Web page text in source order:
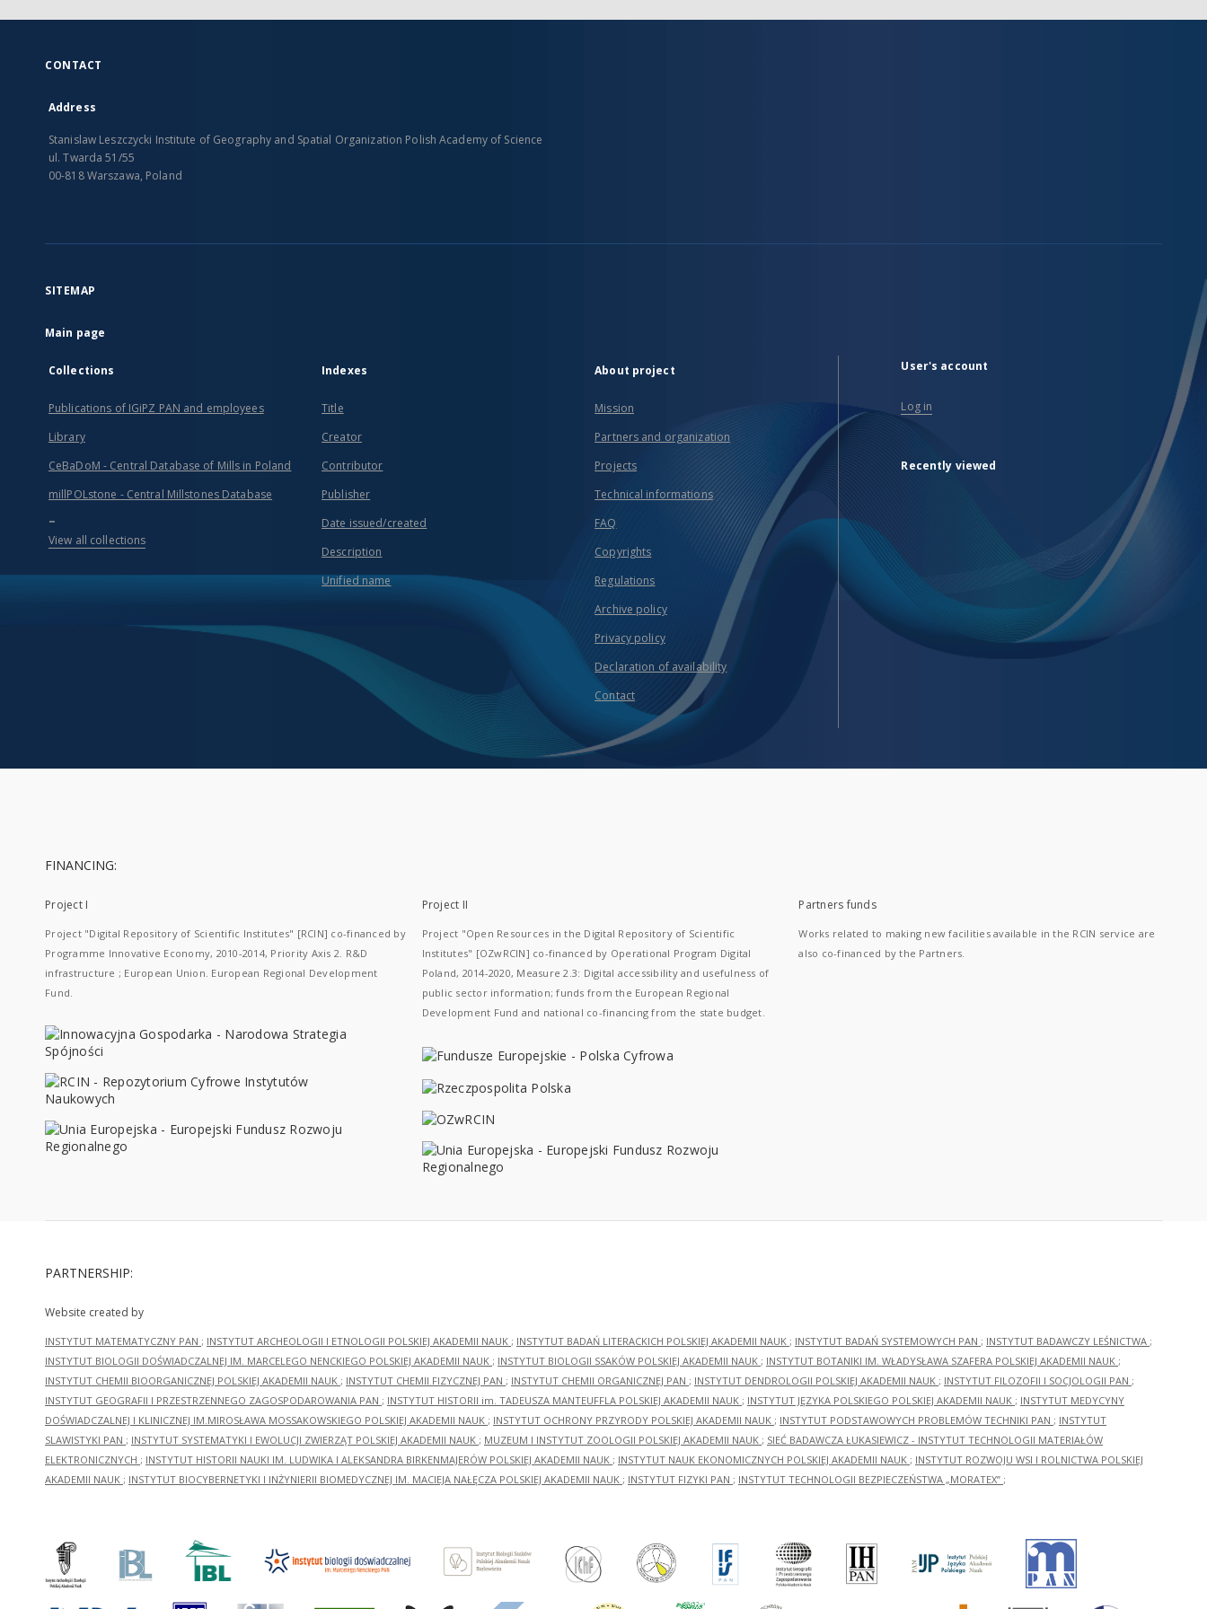
CONTACT
Address
Stanislaw Leszczycki Institute of Geography and Spatial Organization Polish Academy of Science
ul. Twarda 51/55
00-818 Warszawa, Poland
SITEMAP
Main page
Collections
Publications of IGiPZ PAN and employees
Library
CeBaDoM - Central Database of Mills in Poland
millPOLstone - Central Millstones Database
...
View all collections
Indexes
Title
Creator
Contributor
Publisher
Date issued/created
Description
Unified name
About project
Mission
Partners and organization
Projects
Technical informations
FAQ
Copyrights
Regulations
Archive policy
Privacy policy
Declaration of availability
Contact
User's account
Log in
Recently viewed
FINANCING:
Project I
Project "Digital Repository of Scientific Institutes" [RCIN] co-financed by
Programme Innovative Economy, 2010-2014, Priority Axis 2. R&D
infrastructure ; European Union. European Regional Development
Fund.
Project II
Project "Open Resources in the Digital Repository of Scientific
Institutes" [OZwRCIN] co-financed by Operational Program Digital
Poland, 2014-2020, Measure 2.3: Digital accessibility and usefulness of
public sector information; funds from the European Regional
Development Fund and national co-financing from the state budget.
Partners funds
Works related to making new facilities available in the RCIN service are
also co-financed by the Partners.
PARTNERSHIP:
Website created by
INSTYTUT MATEMATYCZNY PAN ; INSTYTUT ARCHEOLOGII I ETNOLOGII POLSKIEJ AKADEMII NAUK ; INSTYTUT BADAŃ LITERACKICH POLSKIEJ AKADEMII NAUK ; INSTYTUT BADAŃ SYSTEMOWYCH PAN ; INSTYTUT BADAWCZY LEŚNICTWA ;
INSTYTUT BIOLOGII DOŚWIADCZALNEJ IM. MARCELEGO NENCKIEGO POLSKIEJ AKADEMII NAUK ; INSTYTUT BIOLOGII SSAKÓW POLSKIEJ AKADEMII NAUK ; INSTYTUT BOTANIKI IM. WŁADYSŁAWA SZAFERA POLSKIEJ AKADEMII NAUK ;
INSTYTUT CHEMII BIOORGANICZNEJ POLSKIEJ AKADEMII NAUK ; INSTYTUT CHEMII FIZYCZNEJ PAN ; INSTYTUT CHEMII ORGANICZNEJ PAN ; INSTYTUT DENDROLOGII POLSKIEJ AKADEMII NAUK ; INSTYTUT FILOZOFII I SOCJOLOGII PAN ;
INSTYTUT GEOGRAFII I PRZESTRZENNEGO ZAGOSPODAROWANIA PAN ; INSTYTUT HISTORII im. TADEUSZA MANTEUFFLA POLSKIEJ AKADEMII NAUK ; INSTYTUT JĘZYKA POLSKIEGO POLSKIEJ AKADEMII NAUK ; INSTYTUT MEDYCYNY
DOŚWIADCZALNEJ I KLINICZNEJ IM.MIROSŁAWA MOSSAKOWSKIEGO POLSKIEJ AKADEMII NAUK ; INSTYTUT OCHRONY PRZYRODY POLSKIEJ AKADEMII NAUK ; INSTYTUT PODSTAWOWYCH PROBLEMÓW TECHNIKI PAN ; INSTYTUT
SLAWISTYKI PAN ; INSTYTUT SYSTEMATYKI I EWOLUCJI ZWIERZĄT POLSKIEJ AKADEMII NAUK ; MUZEUM I INSTYTUT ZOOLOGII POLSKIEJ AKADEMII NAUK ; SIEĆ BADAWCZA ŁUKASIEWICZ - INSTYTUT TECHNOLOGII MATERIAŁÓW
ELEKTRONICZNYCH ; INSTYTUT HISTORII NAUKI IM. LUDWIKA I ALEKSANDRA BIRKENMAJERÓW POLSKIEJ AKADEMII NAUK ; INSTYTUT NAUK EKONOMICZNYCH POLSKIEJ AKADEMII NAUK ; INSTYTUT ROZWOJU WSI I ROLNICTWA POLSKIEJ
AKADEMII NAUK ; INSTYTUT BIOCYBERNETYKI I INŻYNIERII BIOMEDYCZNEJ IM. MACIEJA NAŁĘCZA POLSKIEJ AKADEMII NAUK ; INSTYTUT FIZYKI PAN ; INSTYTUT TECHNOLOGII BEZPIECZEŃSTWA „MORATEX” ;